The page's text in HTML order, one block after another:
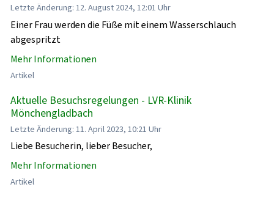
Letzte Änderung: 12. August 2024, 12:01 Uhr
Einer Frau werden die Füße mit einem Wasserschlauch
abgespritzt
Mehr Informationen
Artikel
Aktuelle Besuchsregelungen - LVR-Klinik
Mönchengladbach
Letzte Änderung: 11. April 2023, 10:21 Uhr
Liebe Besucherin, lieber Besucher,
Mehr Informationen
Artikel